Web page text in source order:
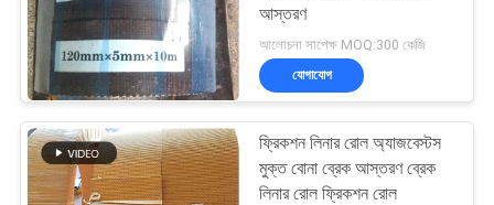
আস্তরণ
আলোচনা সাপেক্ষ MOQ:300 কেজি
যোগাযোগ
ফ্রিকশন লিনার রোল অ্যাজবেস্টস
মুক্ত বোনা ব্রেক আস্তরণ ব্রেক
লিনার রোল ফ্রিকশন রোল